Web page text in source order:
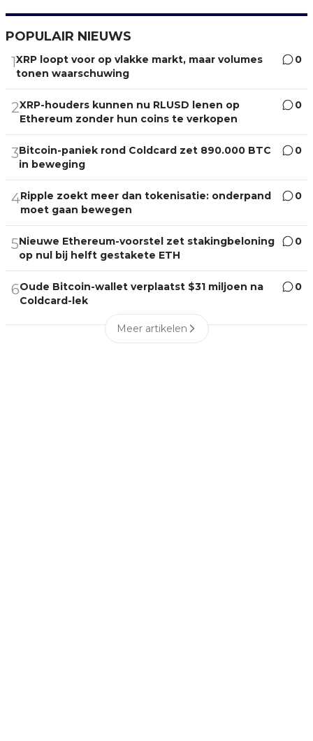
POPULAIR NIEUWS
1XRP loopt voor op vlakke markt, maar volumes
tonen waarschuwing
0
2XRP-houders kunnen nu RLUSD lenen op
Ethereum zonder hun coins te verkopen
0
3Bitcoin-paniek rond Coldcard zet 890.000 BTC
in beweging
0
4Ripple zoekt meer dan tokenisatie: onderpand
moet gaan bewegen
0
5Nieuwe Ethereum-voorstel zet stakingbeloning
op nul bij helft gestakete ETH
0
6Oude Bitcoin-wallet verplaatst $31 miljoen na
Coldcard-lek
0
Meer artikelen